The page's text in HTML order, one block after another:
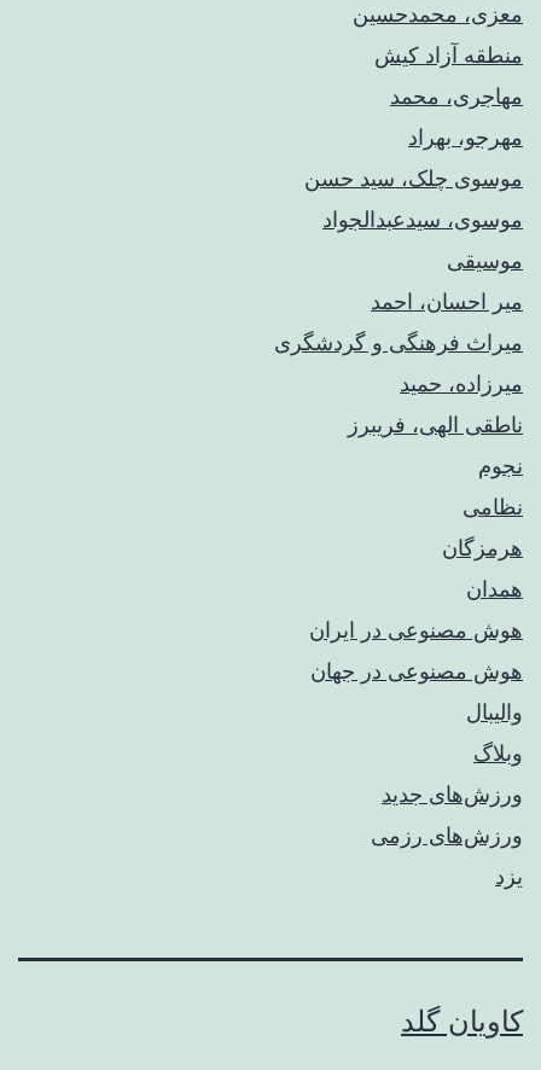
معزی، محمدحسین
منطقه آزاد کیش
مهاجری، محمد
مهرجو، بهراد
موسوی چلک، سید حسن
موسوی، سیدعبدالجواد
موسیقی
میر احسان، احمد
میراث فرهنگی و گردشگری
میرزاده، حمید
ناطقی الهی، فریبرز
نجوم
نظامی
هرمزگان
همدان
هوش مصنوعی در ایران
هوش مصنوعی در جهان
والیبال
وبلاگ
ورزش‌های جدید
ورزش‌های رزمی
یزد
کاویان گلد